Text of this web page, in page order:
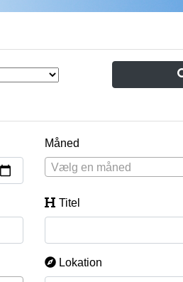
Måned
Vælg en måned
Titel
Lokation